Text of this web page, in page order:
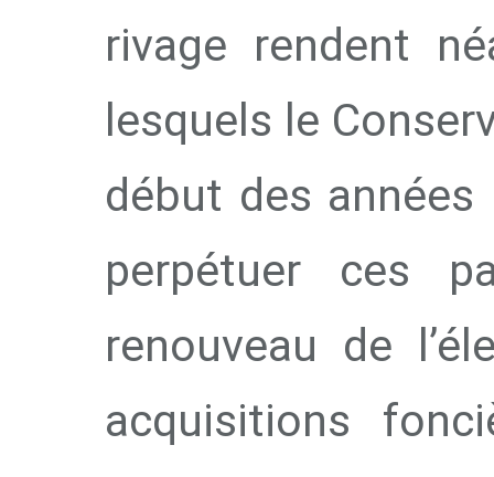
rivage rendent
lesquels le
début des années
perpétuer ces
renouveau de
acquisitions